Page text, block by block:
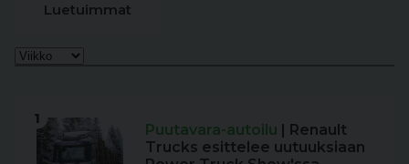
Luetuimmat
1
Puutavara-autoilu | Renault
Trucks esittelee uutuuksiaan